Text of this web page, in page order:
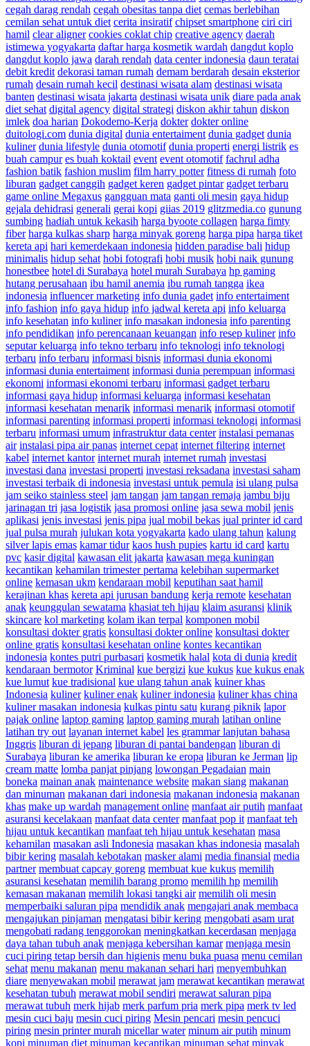
cegah darag rendah cegah obesitas tanpa diet cemas berlebihan
cemilan sehat untuk diet cerita insiratif chipset smartphone ciri ciri
hamil clear aligner cookies coklat chip creative agency daerah
istimewa yogyakarta daftar harga kosmetik wardah dangdut koplo
dangdut koplo jawa darah rendah data center indonesia daun teratai
debit kredit dekorasi taman rumah demam berdarah desain eksterior
rumah desain rumah kecil destinasi wisata alam destinasi wisata
banten destinasi wisata jakarta destinasi wisata unik diare pada anak
diet sehat digital agency digital strategi diskon akhir tahun diskon
imlek doa harian Dokodemo-Kerja dokter dokter online
duitologi.com dunia digital dunia entertaiment dunia gadget dunia
kuliner dunia lifestyle dunia otomotif dunia properti energi listrik es
buah campur es buah koktail event event otomotif fachrul adha
fashion batik fashion muslim film harry potter fitness di rumah foto
liburan gadget canggih gadget keren gadget pintar gadget terbaru
game online Megaxus gangguan mata ganti oli mesin gaya hidup
gejala dehidrasi generali gerai kopi giias 2019 glitzmedia.co gunung
sumbing hadiah untuk kekasih harga byoote collagen harga fimty
fiber harga kulkas sharp harga minyak goreng harga pipa harga tiket
kereta api hari kemerdekaan indonesia hidden paradise bali hidup
minimalis hidup sehat hobi fotografi hobi musik hobi naik gunung
honestbee hotel di Surabaya hotel murah Surabaya hp gaming
hutang perusahaan ibu hamil anemia ibu rumah tangga ikea
indonesia influencer marketing info dunia gadet info entertaiment
info fashion info gaya hidup info jadwal kereta api info keluarga
info kesehatan info kuliner info masakan indonesia info parenting
info pendidikan info perencanaan keuangan info resep kuliner info
seputar keluarga info tekno terbaru info teknologi info teknologi
terbaru info terbaru informasi bisnis informasi dunia ekonomi
informasi dunia entertaiment informasi dunia perempuan informasi
ekonomi informasi ekonomi terbaru informasi gadget terbaru
informasi gaya hidup informasi keluarga informasi kesehatan
informasi kesehatan menarik informasi menarik informasi otomotif
informasi parenting informasi properti informasi teknologi informasi
terbaru informasi umum infrastruktur data center instalasi pemanas
air instalasi pipa air panas internet cepat internet filtering internet
kabel internet kantor internet murah internet rumah investasi
investasi dana investasi properti investasi reksadana investasi saham
investasi terbaik di indonesia investasi untuk pemula isi ulang pulsa
jam seiko stainless steel jam tangan jam tangan remaja jambu biju
jarinagan tri jasa logistik jasa promosi online jasa sewa mobil jenis
aplikasi jenis investasi jenis pipa jual mobil bekas jual printer id card
jual pulsa murah julukan kota yogyakarta kado ulang tahun kalung
silver lapis emas kamar tidur kaos hush pupies kartu id card kartu
pvc kasir digital kawasan elit jakarta kawasan mega kuningan
kecantikan kehamilan trimester pertama kelebihan supermarket
online kemasan ukm kendaraan mobil keputihan saat hamil
kerajinan khas kereta api jurusan bandung kerja remote kesehatan
anak keunggulan sewatama khasiat teh hijau klaim asuransi klinik
skincare kol marketing kolam ikan terpal komponen mobil
konsultasi dokter gratis konsultasi dokter online konsultasi dokter
online gratis konsultasi kesehatan online kontes kecantikan
indonesia kontes putri purbasari kosmetik halal kota di dunia kredit
kendaraan bermotor Kriminal kue bergizi kue kukus kue kukus enak
kue lumut kue tradisional kue ulang tahun anak kuiner khas
Indonesia kuliner kuliner enak kuliner indonesia kuliner khas china
kuliner masakan indonesia kulkas pintu satu kurang piknik lapor
pajak online laptop gaming laptop gaming murah latihan online
latihan try out layanan internet kabel les grammar lanjutan bahasa
Inggris liburan di jepang liburan di pantai bandengan liburan di
Surabaya liburan ke amerika liburan ke eropa liburan ke Jerman lip
cream matte lomba panjat pinjang lowongan Pegadaian main
boneka mainan anak maintenance website makan siang makanan
dan minuman makanan dari indonesia makanan indonesia makanan
khas make up wardah management online manfaat air putih manfaat
asuransi kecelakaan manfaat data center manfaat pop it manfaat teh
hijau untuk kecantikan manfaat teh hijau untuk kesehatan masa
kehamilan masakan asli Indonesia masakan khas indonesia masalah
bibir kering masalah kebotakan masker alami media finansial media
partner membuat capcay goreng membuat kue kukus memilih
asuransi kesehatan memilih barang promo memilih hp memilih
kemasan makanan memilih lokasi tangki air memilih oli mesin
memperbaiki saluran pipa mendidik anak mengajari anak membaca
mengajukan pinjaman mengatasi bibir kering mengobati asam urat
mengobati radang tenggorokan meningkatkan kecerdasan menjaga
daya tahan tubuh anak menjaga kebersihan kamar menjaga mesin
cuci piring tetap bersih dan higienis menu buka puasa menu cemilan
sehat menu makanan menu makanan sehari hari menyembuhkan
diare menyewakan mobil merawat jam merawat kecantikan merawat
kesehatan tubuh merawat mobil sendiri merawat saluran pipa
merawat tubuh merk hijab merk parfum pria merk pipa merk tv led
mesin cuci baju mesin cuci piring Mesin pencari mesin pencuci
piring mesin printer murah micellar water minum air putih minum
kopi minuman diet minuman kecantikan minuman sehat minyak